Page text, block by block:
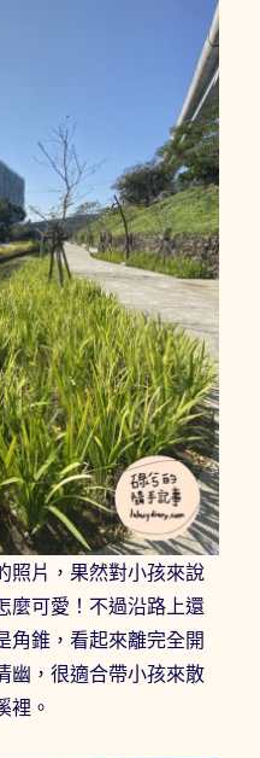
照片，果然對小孩來說
麼可愛！不過沿路上還
角錐，看起來離完全開
幽，很適合帶小孩來散
裡。